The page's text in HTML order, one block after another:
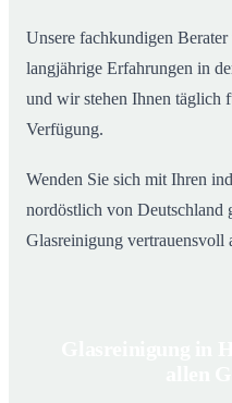
Unsere fachkundigen
langjährige Erfahrungen in
und wir stehen Ihnen täglich
Verfügung.
Wenden Sie sich mit Ihren
nordöstlich von Deutschland
Glasreinigung vertrauensvoll